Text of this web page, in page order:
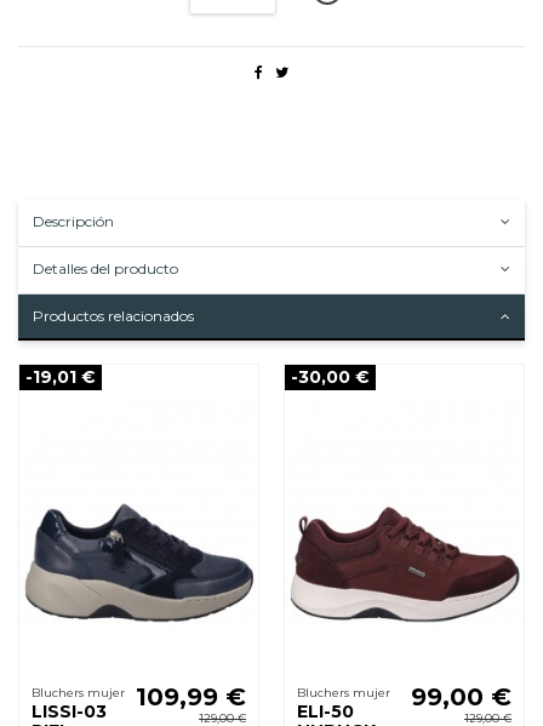
Descripción
Detalles del producto
Productos relacionados
-19,01 €
Bluchers mujer
LISSI-03
109,99 €
129,00 €
-30,00 €
Bluchers mujer
ELI-50
99,00 €
129,00 €